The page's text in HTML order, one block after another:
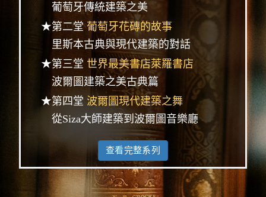
葡萄牙傳統建築之美
★第二堂葡萄牙花磚的故事
里斯本古典與現代建築的對話
★第三堂 世界最美書店萊羅書店
波爾圖建築之美古典篇
★第四堂 波爾圖現代建築之舞
從Siza大師建築到波爾圖音樂廳
查看完整系列